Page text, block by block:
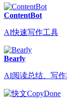
ContentBot
AI快速写作工具
Bearly
AI阅读总结、写